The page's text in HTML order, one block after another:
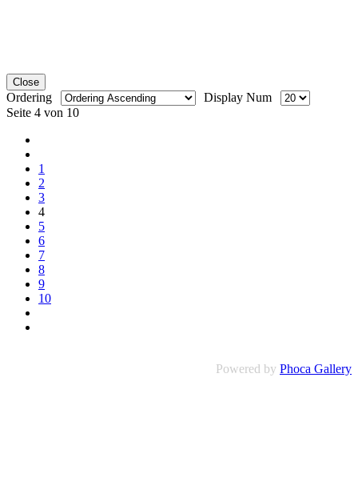
Close
Ordering
Display Num
Seite 4 von 10
1
2
3
4
5
6
7
8
9
10
Powered by Phoca Gallery